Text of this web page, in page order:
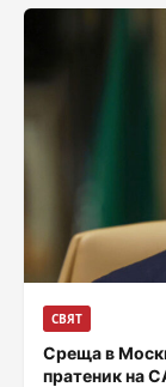
СВЯТ
Среща в
пратеник на